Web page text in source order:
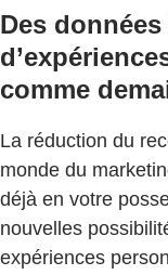
Des
comme
La réduction du
monde du
déjà en votre
nouvelles
expériences